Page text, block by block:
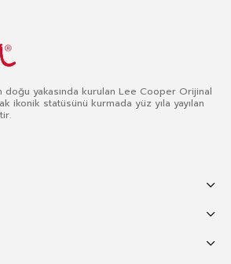
doğu yakasında kurulan Lee Cooper Orijinal
ikonik statüsünü kurmada yüz yıla yayılan